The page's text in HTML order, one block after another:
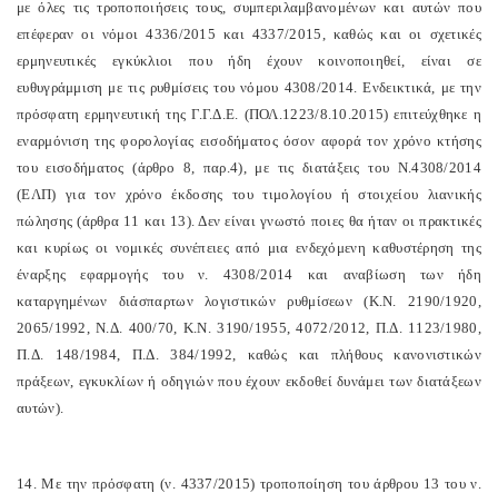
με όλες τις τροποποιήσεις τους, συμπεριλαμβανομένων και αυτών που
επέφεραν οι νόμοι 4336/2015 και 4337/2015, καθώς και οι σχετικές
ερμηνευτικές εγκύκλιοι που ήδη έχουν κοινοποιηθεί, είναι σε
ευθυγράμμιση με τις ρυθμίσεις του νόμου 4308/2014. Ενδεικτικά, με την
πρόσφατη ερμηνευτική της Γ.Γ.Δ.Ε. (ΠΟΛ.1223/8.10.2015) επιτεύχθηκε η
εναρμόνιση της φορολογίας εισοδήματος όσον αφορά τον χρόνο κτήσης
του εισοδήματος (άρθρο 8, παρ.4), με τις διατάξεις του Ν.4308/2014
(ΕΛΠ) για τον χρόνο έκδοσης του τιμολογίου ή στοιχείου λιανικής
πώλησης (άρθρα 11 και 13). Δεν είναι γνωστό ποιες θα ήταν οι πρακτικές
και κυρίως οι νομικές συνέπειες από μια ενδεχόμενη καθυστέρηση της
έναρξης εφαρμογής του ν. 4308/2014 και αναβίωση των ήδη
καταργημένων διάσπαρτων λογιστικών ρυθμίσεων (Κ.Ν. 2190/1920,
2065/1992, Ν.Δ. 400/70, Κ.Ν. 3190/1955, 4072/2012, Π.Δ. 1123/1980,
Π.Δ. 148/1984, Π.Δ. 384/1992, καθώς και πλήθους κανονιστικών
πράξεων, εγκυκλίων ή οδηγιών που έχουν εκδοθεί δυνάμει των διατάξεων
αυτών).
14. Με την πρόσφατη (ν. 4337/2015) τροποποίηση του άρθρου 13 του ν.